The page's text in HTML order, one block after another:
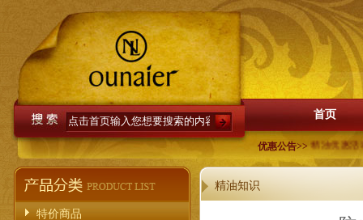
首页
优惠公告>>
单方精油优惠活动公告
特价商品
精油知识